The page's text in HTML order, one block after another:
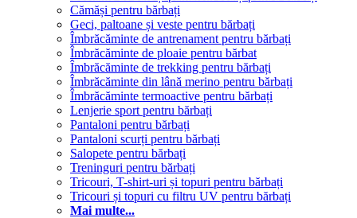
Cămăși pentru bărbați
Geci, paltoane și veste pentru bărbați
Îmbrăcăminte de antrenament pentru bărbați
Îmbrăcăminte de ploaie pentru bărbat
Îmbrăcăminte de trekking pentru bărbați
Îmbrăcăminte din lână merino pentru bărbați
Îmbrăcăminte termoactive pentru bărbați
Lenjerie sport pentru bărbați
Pantaloni pentru bărbați
Pantaloni scurți pentru bărbați
Salopete pentru bărbați
Treninguri pentru bărbați
Tricouri, T-shirt-uri și topuri pentru bărbați
Tricouri și topuri cu filtru UV pentru bărbați
Mai multe...